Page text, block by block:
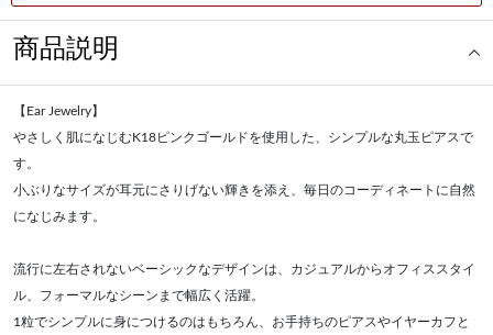
商品説明
【Ear Jewelry】
やさしく肌になじむK18ピンクゴールドを使用した、シンプルな丸玉ピアスで
す。
小ぶりなサイズが耳元にさりげない輝きを添え、毎日のコーディネートに自然
になじみます。
流行に左右されないベーシックなデザインは、カジュアルからオフィススタイ
ル、フォーマルなシーンまで幅広く活躍。
1粒でシンプルに身につけるのはもちろん、お手持ちのピアスやイヤーカフと